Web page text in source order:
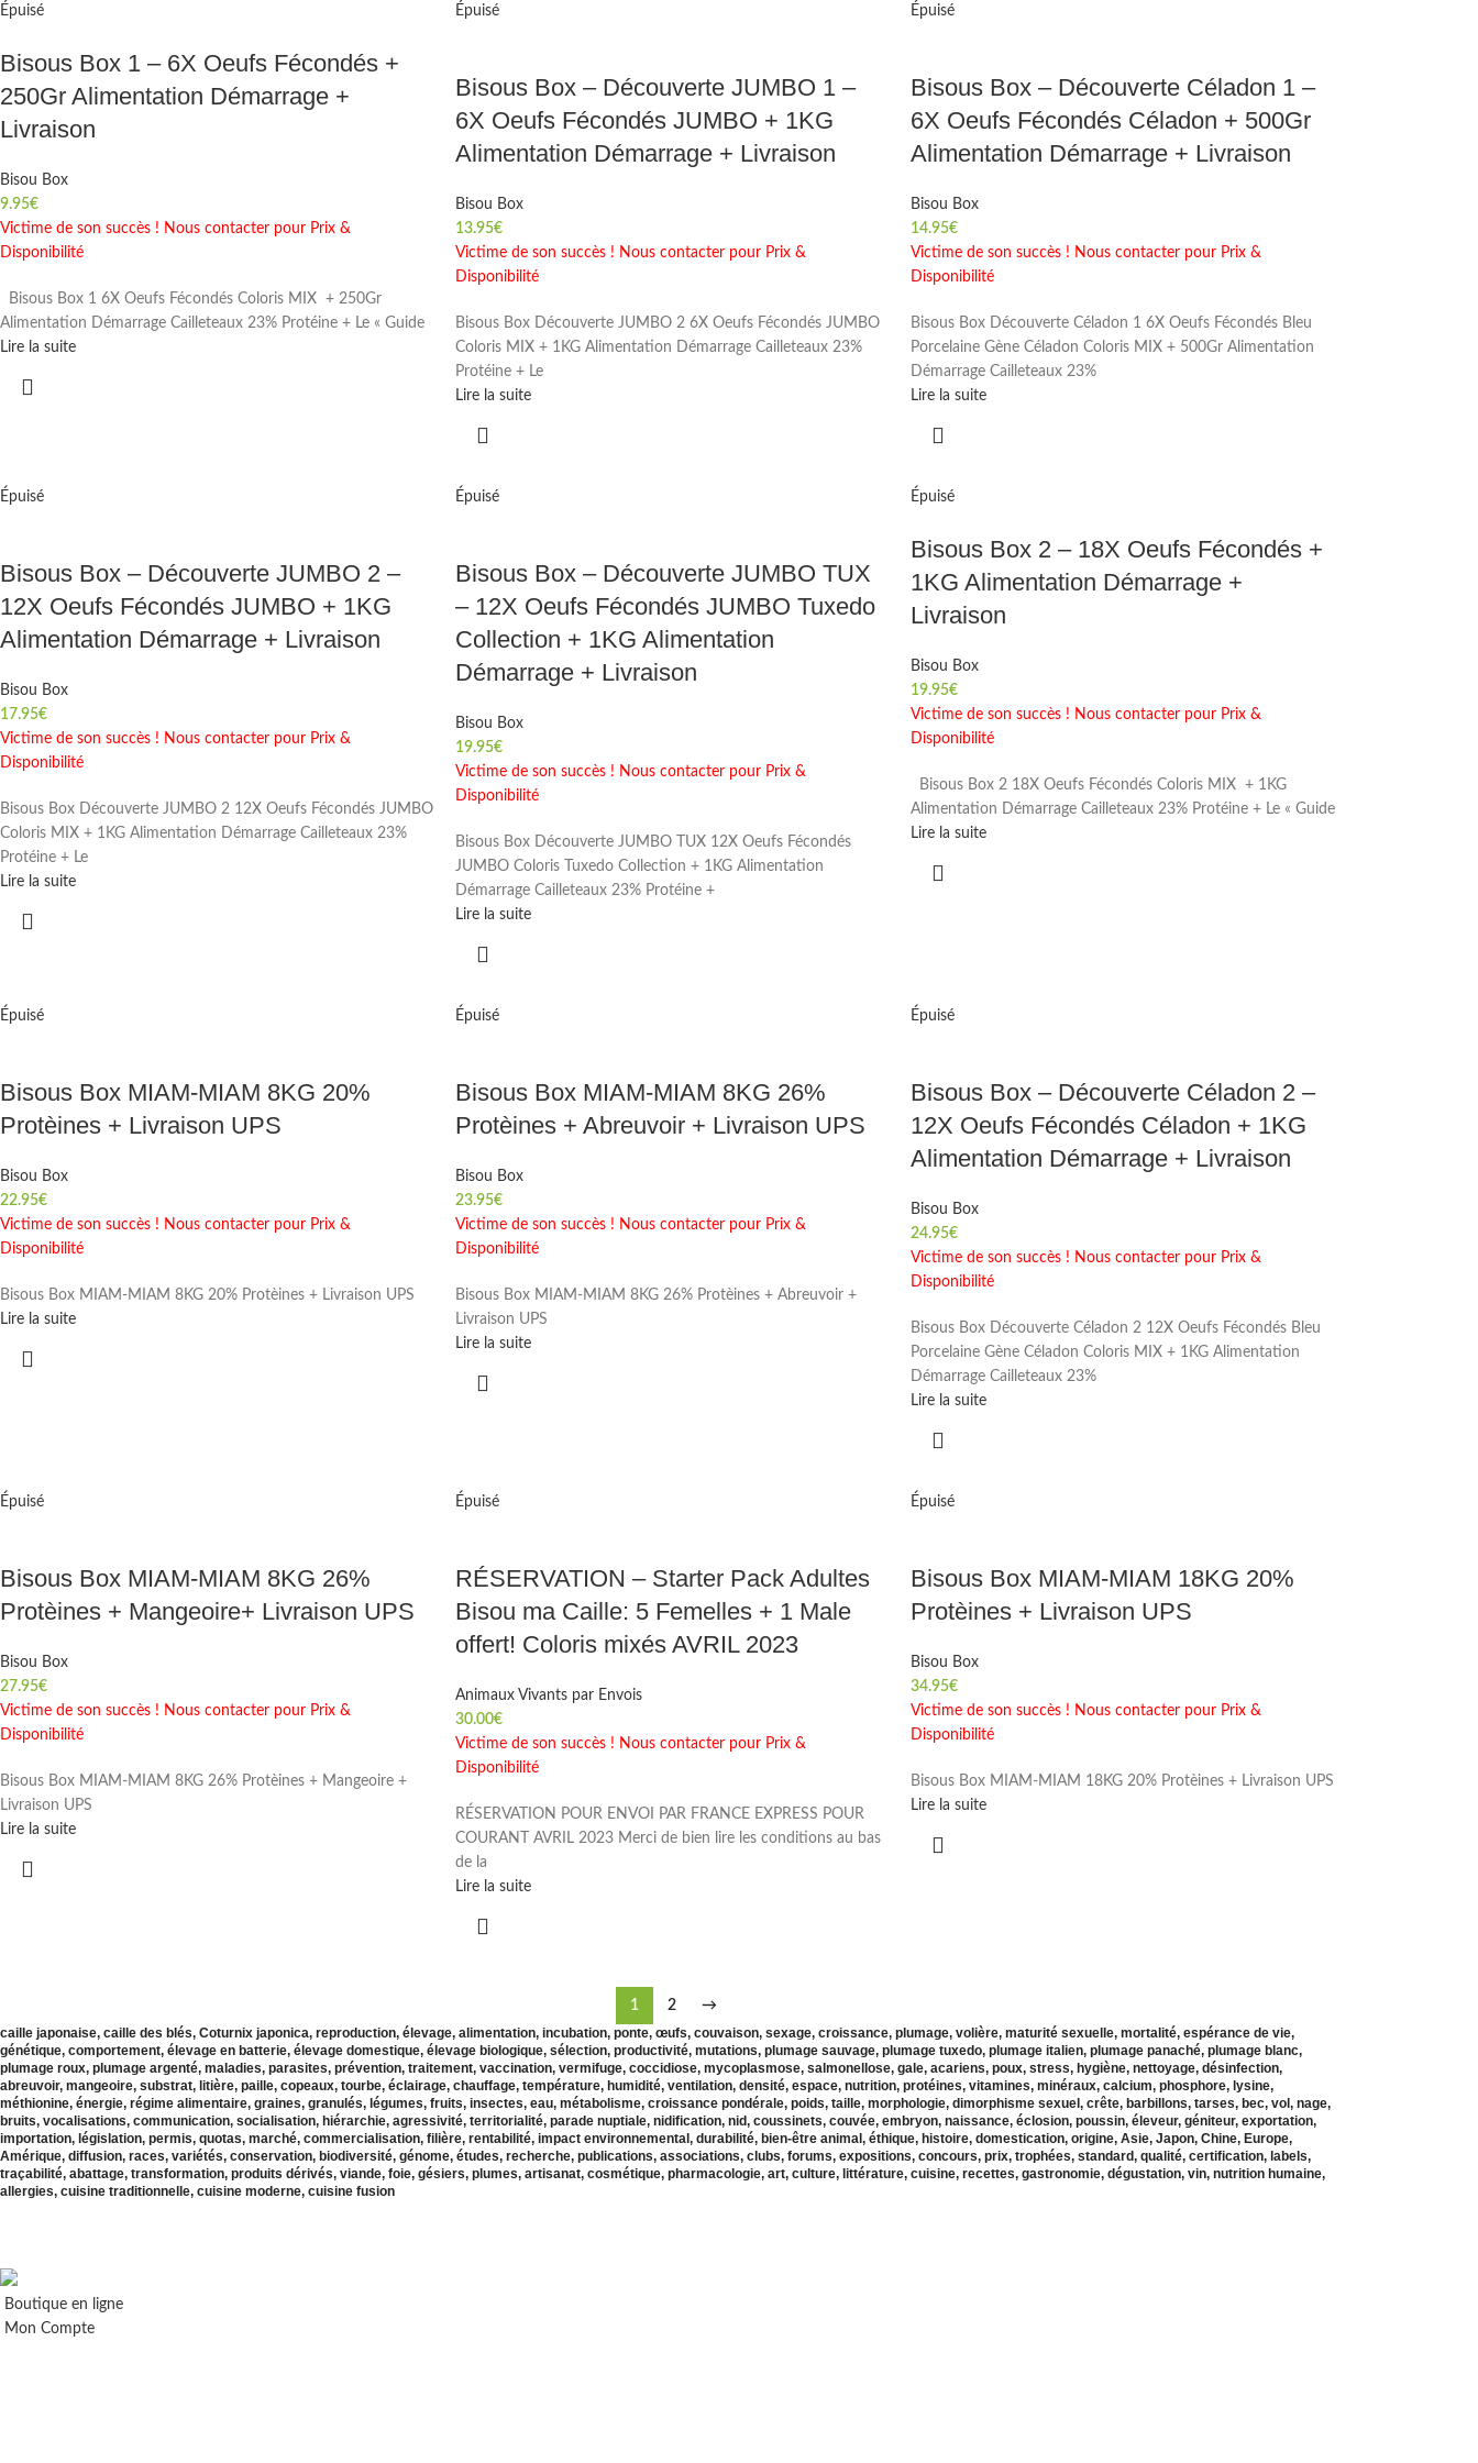
Épuisé
Bisous Box 1 – 6X Oeufs Fécondés +
250Gr Alimentation Démarrage +
Livraison
Bisou Box
9.95€
Victime de son succès ! Nous contacter pour Prix &
Disponibilité
Bisous Box 1 6X Oeufs Fécondés Coloris MIX + 250Gr
Alimentation Démarrage Cailleteaux 23% Protéine + Le « Guide
Lire la suite
Épuisé
Bisous Box – Découverte JUMBO 1 –
6X Oeufs Fécondés JUMBO + 1KG
Alimentation Démarrage + Livraison
Bisou Box
13.95€
Victime de son succès ! Nous contacter pour Prix &
Disponibilité
Bisous Box Découverte JUMBO 2 6X Oeufs Fécondés JUMBO
Coloris MIX + 1KG Alimentation Démarrage Cailleteaux 23%
Protéine + Le
Lire la suite
Épuisé
Bisous Box – Découverte Céladon 1 –
6X Oeufs Fécondés Céladon + 500Gr
Alimentation Démarrage + Livraison
Bisou Box
14.95€
Victime de son succès ! Nous contacter pour Prix &
Disponibilité
Bisous Box Découverte Céladon 1 6X Oeufs Fécondés Bleu
Porcelaine Gène Céladon Coloris MIX + 500Gr Alimentation
Démarrage Cailleteaux 23%
Lire la suite
Épuisé
Bisous Box – Découverte JUMBO 2 –
12X Oeufs Fécondés JUMBO + 1KG
Alimentation Démarrage + Livraison
Bisou Box
17.95€
Victime de son succès ! Nous contacter pour Prix &
Disponibilité
Bisous Box Découverte JUMBO 2 12X Oeufs Fécondés JUMBO
Coloris MIX + 1KG Alimentation Démarrage Cailleteaux 23%
Protéine + Le
Lire la suite
Épuisé
Bisous Box – Découverte JUMBO TUX
– 12X Oeufs Fécondés JUMBO Tuxedo
Collection + 1KG Alimentation
Démarrage + Livraison
Bisou Box
19.95€
Victime de son succès ! Nous contacter pour Prix &
Disponibilité
Bisous Box Découverte JUMBO TUX 12X Oeufs Fécondés
JUMBO Coloris Tuxedo Collection + 1KG Alimentation
Démarrage Cailleteaux 23% Protéine +
Lire la suite
Épuisé
Bisous Box 2 – 18X Oeufs Fécondés +
1KG Alimentation Démarrage +
Livraison
Bisou Box
19.95€
Victime de son succès ! Nous contacter pour Prix &
Disponibilité
Bisous Box 2 18X Oeufs Fécondés Coloris MIX + 1KG
Alimentation Démarrage Cailleteaux 23% Protéine + Le « Guide
Lire la suite
Épuisé
Bisous Box MIAM-MIAM 8KG 20%
Protèines + Livraison UPS
Bisou Box
22.95€
Victime de son succès ! Nous contacter pour Prix &
Disponibilité
Bisous Box MIAM-MIAM 8KG 20% Protèines + Livraison UPS
Lire la suite
Épuisé
Bisous Box MIAM-MIAM 8KG 26%
Protèines + Abreuvoir + Livraison UPS
Bisou Box
23.95€
Victime de son succès ! Nous contacter pour Prix &
Disponibilité
Bisous Box MIAM-MIAM 8KG 26% Protèines + Abreuvoir +
Livraison UPS
Lire la suite
Épuisé
Bisous Box – Découverte Céladon 2 –
12X Oeufs Fécondés Céladon + 1KG
Alimentation Démarrage + Livraison
Bisou Box
24.95€
Victime de son succès ! Nous contacter pour Prix &
Disponibilité
Bisous Box Découverte Céladon 2 12X Oeufs Fécondés Bleu
Porcelaine Gène Céladon Coloris MIX + 1KG Alimentation
Démarrage Cailleteaux 23%
Lire la suite
Épuisé
Bisous Box MIAM-MIAM 8KG 26%
Protèines + Mangeoire+ Livraison UPS
Bisou Box
27.95€
Victime de son succès ! Nous contacter pour Prix &
Disponibilité
Bisous Box MIAM-MIAM 8KG 26% Protèines + Mangeoire +
Livraison UPS
Lire la suite
Épuisé
RÉSERVATION – Starter Pack Adultes
Bisou ma Caille: 5 Femelles + 1 Male
offert! Coloris mixés AVRIL 2023
Animaux Vivants par Envois
30.00€
Victime de son succès ! Nous contacter pour Prix &
Disponibilité
RÉSERVATION POUR ENVOI PAR FRANCE EXPRESS POUR
COURANT AVRIL 2023 Merci de bien lire les conditions au bas
de la
Lire la suite
Épuisé
Bisous Box MIAM-MIAM 18KG 20%
Protèines + Livraison UPS
Bisou Box
34.95€
Victime de son succès ! Nous contacter pour Prix &
Disponibilité
Bisous Box MIAM-MIAM 18KG 20% Protèines + Livraison UPS
Lire la suite
1 2
→
caille japonaise, caille des blés, Coturnix japonica, reproduction, élevage, alimentation, incubation, ponte, œufs, couvaison, sexage, croissance, plumage, volière, maturité sexuelle, mortalité, espérance de vie,
génétique, comportement, élevage en batterie, élevage domestique, élevage biologique, sélection, productivité, mutations, plumage sauvage, plumage tuxedo, plumage italien, plumage panaché, plumage blanc,
plumage roux, plumage argenté, maladies, parasites, prévention, traitement, vaccination, vermifuge, coccidiose, mycoplasmose, salmonellose, gale, acariens, poux, stress, hygiène, nettoyage, désinfection,
abreuvoir, mangeoire, substrat, litière, paille, copeaux, tourbe, éclairage, chauffage, température, humidité, ventilation, densité, espace, nutrition, protéines, vitamines, minéraux, calcium, phosphore, lysine,
méthionine, énergie, régime alimentaire, graines, granulés, légumes, fruits, insectes, eau, métabolisme, croissance pondérale, poids, taille, morphologie, dimorphisme sexuel, crête, barbillons, tarses, bec, vol, nage,
bruits, vocalisations, communication, socialisation, hiérarchie, agressivité, territorialité, parade nuptiale, nidification, nid, coussinets, couvée, embryon, naissance, éclosion, poussin, éleveur, géniteur, exportation,
importation, législation, permis, quotas, marché, commercialisation, filière, rentabilité, impact environnemental, durabilité, bien-être animal, éthique, histoire, domestication, origine, Asie, Japon, Chine, Europe,
Amérique, diffusion, races, variétés, conservation, biodiversité, génome, études, recherche, publications, associations, clubs, forums, expositions, concours, prix, trophées, standard, qualité, certification, labels,
traçabilité, abattage, transformation, produits dérivés, viande, foie, gésiers, plumes, artisanat, cosmétique, pharmacologie, art, culture, littérature, cuisine, recettes, gastronomie, dégustation, vin, nutrition humaine,
allergies, cuisine traditionnelle, cuisine moderne, cuisine fusion
Boutique en ligne
Mon Compte